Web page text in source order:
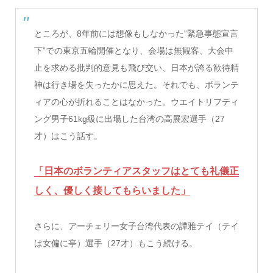
ところが、8年前には想像もしなかった“緊急事態宣言
下”での東京五輪開催となり、会場は無観客、大会中
止を求める批判的意見も飛び交い、日本が誇る歓待精
神は行き場を失ったかに思えた。それでも、ボランテ
ィアの心が折れることはなかった。ウエイトリフティ
ング男子61kg級に出場した台湾の高展宏選手（27
才）はこう話す。
「日本のボランティアスタッフはとても礼儀正
しく、優しく接してもらいました」
さらに、アーチェリー女子台湾代表の譚雅テイ（テイ
は女偏に亭）選手（27才）もこう続ける。